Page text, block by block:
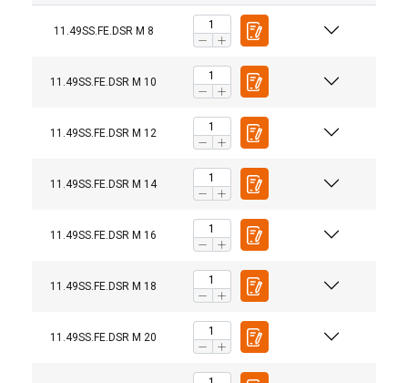
11.49SS.FE.DSR M 8
11.49SS.FE.DSR M 10
11.49SS.FE.DSR M 12
11.49SS.FE.DSR M 14
11.49SS.FE.DSR M 16
11.49SS.FE.DSR M 18
11.49SS.FE.DSR M 20
Material: